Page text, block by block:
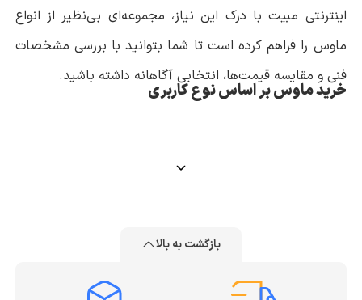
اینترنتی مبیت با درک این نیاز، مجموعه‌ای بی‌نظیر از انواع
ماوس را فراهم کرده است تا شما بتوانید با بررسی مشخصات
فنی و مقایسه قیمت‌ها، انتخابی آگاهانه داشته باشید.
خرید ماوس بر اساس نوع کاربری
حال جابه‌جایی است، به یک موس لپ تاپ کوچک و جمع‌وجور
بازگشت به بالا